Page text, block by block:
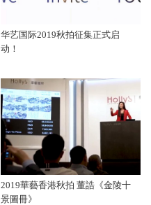
华艺国际2019秋拍征集正式启
动！
2019華藝香港秋拍 董誥《金陵十
景圖冊》